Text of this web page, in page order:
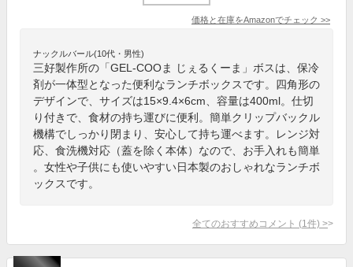
価格と在庫をAmazonでチェック >>
ナックルバール(10代・男性)
三好製作所の「GEL-COOま じぇるくーま」ボスは、保冷
剤が一体型となった便利なランチボックスです。四角形の
デザインで、サイズは15×9.4×6cm、容量は400ml。仕切
り付きで、食材の持ち運びに便利。簡単クリップバックル
機構でしっかり閉まり、安心して持ち運べます。レンジ対
応、食洗機対応（蓋を除く本体）なので、お手入れも簡単
。女性や子供にも使いやすい日本製のおしゃれなランチボ
ックスです。
全てのおすすめコメント (1 件) >